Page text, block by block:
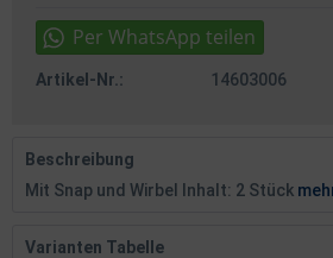
Artikel-Nr.: 14603006
Beschreibung
Mit Snap und Wirbel Inhalt: 2 Stück
Varianten Tabelle